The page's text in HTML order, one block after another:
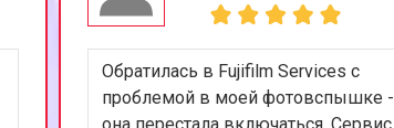
Обратилась в Fujifilm Services с
проблемой в моей фотовспышке -